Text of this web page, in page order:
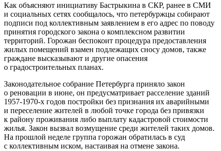
Как объясняют инициативу Бастрыкина в СКР, ранее в СМИ
и социальных сетях сообщалось, что петербуржцы собирают
подписи под коллективным заявлением в его адрес по поводу
принятия городского закона о комплексном развитии
территорий. Горожан беспокоит процедура предоставления
жилых помещений взамен подлежащих сносу домов, также
граждане высказывают и другие опасения
о градостроительных планах.
Законодательное собрание Петербурга приняло закон
о реновации в июне, он предусматривает расселение зданий
1957-1970-х годов постройки без признания их аварийными
и переселение жителей в любой точке города без привязки
к району проживания либо выплату кадастровой стоимости
жилья. Закон вызвал возмущение среди жителей таких домов.
На прошлой неделе группа горожан обратилась в суд
с коллективным иском, настаивая на отмене закона.